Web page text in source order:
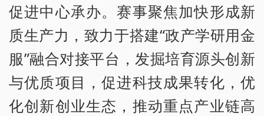
促进中心承办。赛事聚焦加快形成新
质生产力，致力于搭建“政产学研用金
服”融合对接平台，发掘培育源头创新
与优质项目，促进科技成果转化，优
化创新创业生态，推动重点产业链高